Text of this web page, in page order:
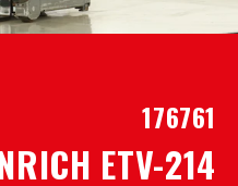
176761
ETV-214